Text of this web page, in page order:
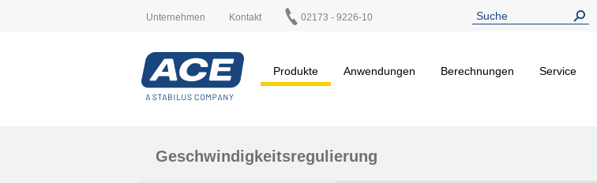
Unternehmen Kontakt 02173 - 9226-10
Produkte
Anwendungen Berechnungen Service
Geschwindigkeitsregulierung